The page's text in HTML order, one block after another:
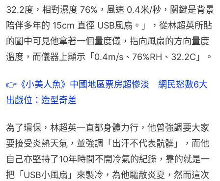
32.2度，相對濕度 76%，風速 0.4米/秒，關鍵是背景
陪伴多年的 15cm 直徑 USB風扇。」，從林超英所貼
的圖中可見他拿著一個量度儀，指向風扇的方向量度
溫度，而儀器上顯示「0.4m/s、76%RH、32.2C」。
👉《小美人魚》中國地區票房超慘淡　網民怒數6大
出戲位：造型奇差
為了環保，林超英一直都身體力行，他曾強調要大家
要接受炎熱天氣，並強調「出汗不代表骯髒」，而他
自己亦堅持了10年時間不開冷氣的紀錄，靠的就是一
把「USB小風扇」來製冷，為他驅散炎夏，然而這次